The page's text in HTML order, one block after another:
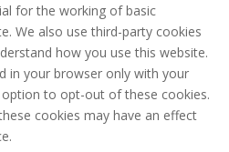
for the working of basic
We also use third-party cookies
how you use this website.
in your browser only with your
to opt-out of these cookies.
cookies may have an effect